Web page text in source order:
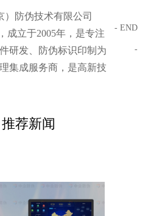
）防伪技术有限公司
成立于2005年，是专注
研发、防伪标识印制为
集成服务商，是高新技
- END
-
推荐新闻